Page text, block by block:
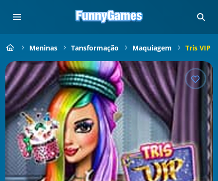
Meninas Tansformação Maquiagem Tris VIP